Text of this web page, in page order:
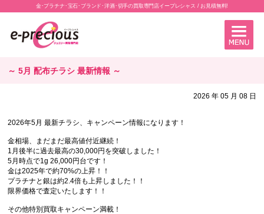
金･プラチナ･宝石･ブランド･洋酒･切手の買取専門店イープレシャス / お見積無料!
～ 5月 配布チラシ 最新情報 ～
2026 年 05 月 08 日
2026年5月 最新チラシ、キャンペーン情報になります！
金相場、まだまだ最高値付近継続！
1月後半に過去最高の30,000円を突破しました！
5月時点で1g 26,000円台です！
金は2025年で約70%の上昇！！
プラチナと銀は約2.4倍も上昇しました！！
限界価格で査定いたします！！
その他特別買取キャンペーン満載！